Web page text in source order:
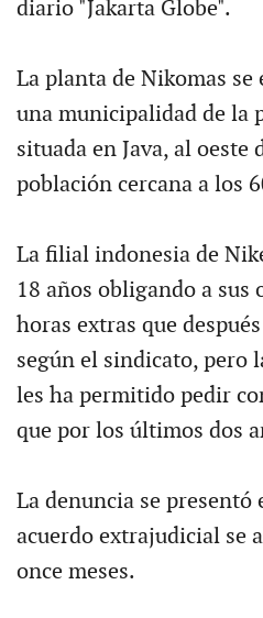
diario "Jakarta Globe".
La planta de Nikomas se
una municipalidad de la
situada en Java, al oeste
población cercana a los
La filial indonesia de
18 años obligando a sus
horas extras que
según el sindicato, pero
les ha permitido pedir
que por los últimos dos
La denuncia se presentó
acuerdo extrajudicial se
once meses.